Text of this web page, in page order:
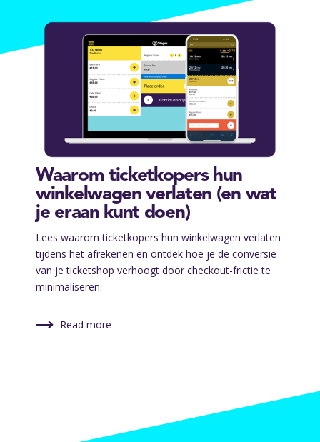
Waarom ticketkopers hun
winkelwagen verlaten (en wat
je eraan kunt doen)
Lees waarom ticketkopers hun winkelwagen verlaten
tijdens het afrekenen en ontdek hoe je de conversie
van je ticketshop verhoogt door checkout-frictie te
minimaliseren.
Read more